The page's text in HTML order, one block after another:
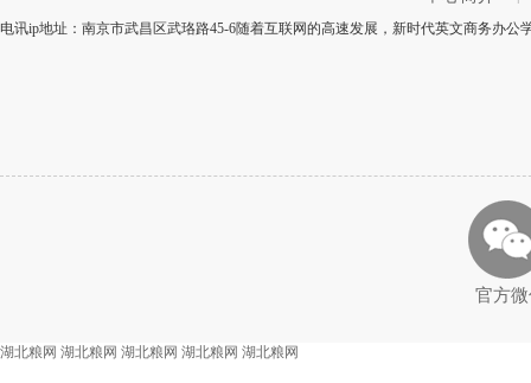
电讯ip地址：南京市武昌区武珞路45-6随着互联网的高速发展，新时代英文商务办
官方
湖北粮网 湖北粮网 湖北粮网 湖北粮网 湖北粮网